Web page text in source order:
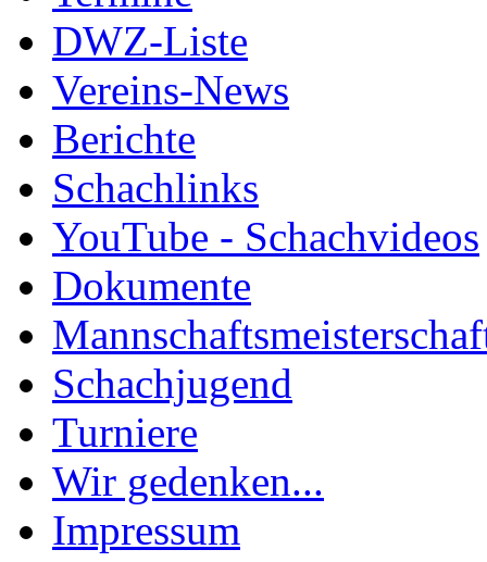
DWZ-Liste
Vereins-News
Berichte
Schachlinks
YouTube - Schachvideos
Dokumente
Schachjugend
Turniere
Wir gedenken...
Impressum